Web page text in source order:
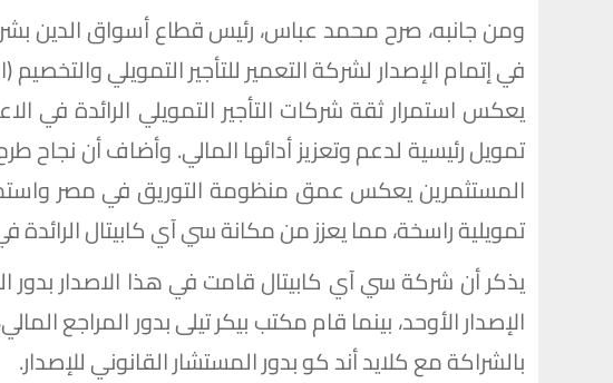
ومن جانبه، صرح محمد عباس، رئيس قطاع أسواق الدين
في إتمام الإصدار لشركة التعمير للتأجير التمويلي
يعكس استمرار ثقة شركات التأجير التمويلي الرائدة في
تمويل رئيسية لدعم وتعزيز أدائها المالي. وأضاف أن
المستثمرين يعكس عمق منظومة التوريق في مصر
تمويلية راسخة، مما يعزز من مكانة سي آي كابيتال الرائدة
يذكر أن شركة سي آي كابيتال قامت في هذا الاصدار بدور
الإصدار الأوحد، بينما قام مكتب بيكر تيلى بدور المراجع
بالشراكة مع كلايد أند كو بدور المستشار القانوني للإصدار.